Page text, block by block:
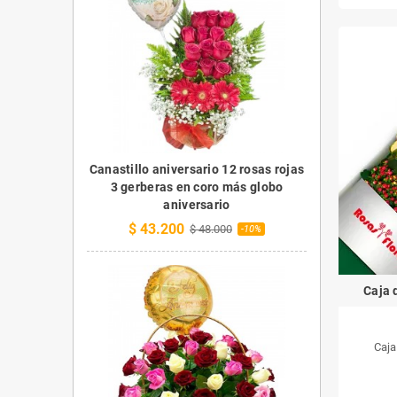
Canastillo aniversario 12 rosas rojas
3 gerberas en coro más globo
aniversario
$ 43.200 $ 48.000 -10%
Caja